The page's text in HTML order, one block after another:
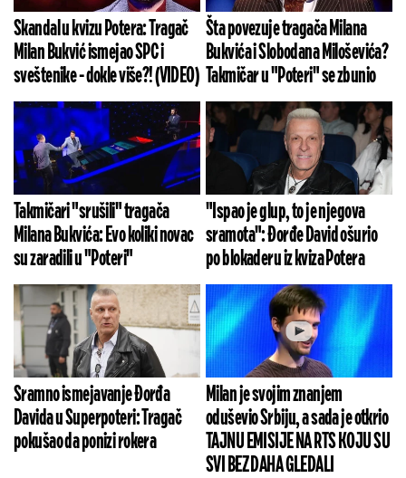
Skandal u kvizu Potera: Tragač
Milan Bukvić ismejao SPC i
sveštenike - dokle više?! (VIDEO)
Šta povezuje tragača Milana
Bukvića i Slobodana Miloševića?
Takmičar u "Poteri" se zbunio
Takmičari "srušili" tragača
Milana Bukvića: Evo koliki novac
su zaradili u "Poteri"
"Ispao je glup, to je njegova
sramota": Đorđe David ošurio
po blokaderu iz kviza Potera
Sramno ismejavanje Đorđa
Davida u Superpoteri: Tragač
pokušao da ponizi rokera
Milan je svojim znanjem
oduševio Srbiju, a sada je otkrio
TAJNU EMISIJE NA RTS KOJU SU
SVI BEZ DAHA GLEDALI